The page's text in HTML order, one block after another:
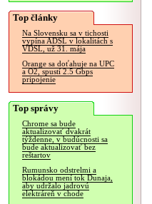
Top články
Na Slovensku sa v tichosti
vypína ADSL v lokalitách s
VDSL, už 31. mája
Orange sa doťahuje na UPC
a O2, spustí 2.5 Gbps
pripojenie
Top správy
Chrome sa bude
aktualizovať dvakrát
týždenne, v budúcnosti sa
bude aktualizovať bez
reštartov
Rumunsko odstrelmi a
blokádou mení tok Dunaja,
aby udržalo jadrovú
elektráreň v chode